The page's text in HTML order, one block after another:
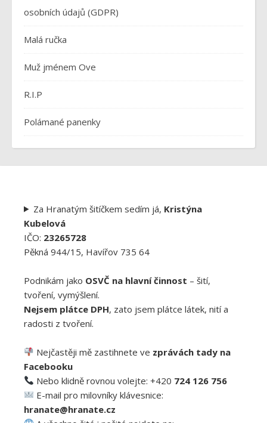
osobních údajů (GDPR)
Malá ručka
Muž jménem Ove
R.I.P
Polámané panenky
Za Hranatým šitíčkem sedím já, Kristýna
Kubelová
IČO: 23265728
Pěkná 944/15, Havířov 735 64
Podnikám jako OSVČ na hlavní činnost – šití,
tvoření, vymýšlení.
Nejsem plátce DPH, zato jsem plátce látek, nití a
radosti z tvoření.
Nejčastěji mě zastihnete ve zprávách tady na
Facebooku
Nebo klidně rovnou volejte: +420 724 126 756
E-mail pro milovníky klávesnice:
hranate@hranate.cz